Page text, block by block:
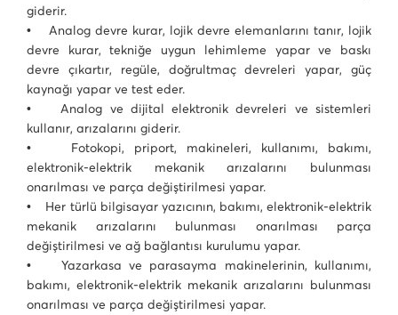
giderir.
• Analog devre kurar, lojik devre elemanlarını tanır, lojik
devre kurar, tekniğe uygun lehimleme yapar ve baskı
devre çıkartır, regüle, doğrultmaç devreleri yapar, güç
kaynağı yapar ve test eder.
• Analog ve dijital elektronik devreleri ve sistemleri
kullanır, arızalarını giderir.
• Fotokopi, priport, makineleri, kullanımı, bakımı,
elektronik-elektrik mekanik arızalarını bulunması
onarılması ve parça değiştirilmesi yapar.
• Her türlü bilgisayar yazıcının, bakımı, elektronik-elektrik
mekanik arızalarını bulunması onarılması parça
değiştirilmesi ve ağ bağlantısı kurulumu yapar.
• Yazarkasa ve parasayma makinelerinin, kullanımı,
bakımı, elektronik-elektrik mekanik arızalarını bulunması
onarılması ve parça değiştirilmesi yapar.